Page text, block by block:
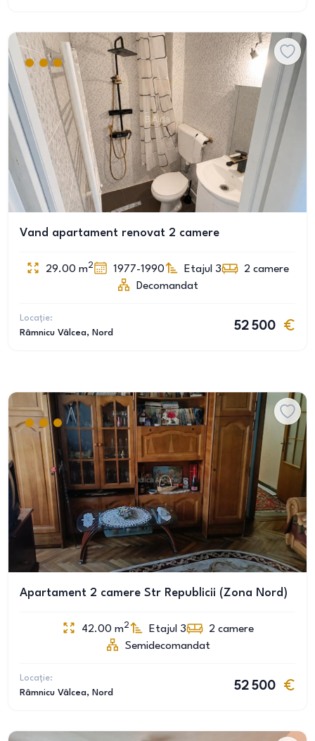
Vand apartament renovat 2 camere
29.00 m2 1977-1990 Etajul 3 2 camere
Decomandat
Locație:
Râmnicu Vâlcea, Nord
52 500
Apartament 2 camere Str Republicii (Zona Nord)
42.00 m2 Etajul 3 2 camere
Semidecomandat
Locație:
Râmnicu Vâlcea, Nord
52 500